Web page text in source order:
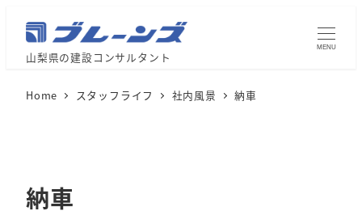
山梨県の建設コンサルタント
MENU
Home スタッフライフ 社内風景 納車
納車